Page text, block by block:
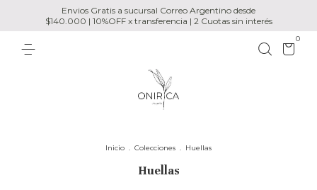
Envios Gratis a sucursal Correo Argentino desde
$140.000 | 10%OFF x transferencia | 2 Cuotas sin interés
0
Inicio . Colecciones . Huellas
Huellas